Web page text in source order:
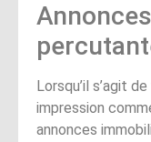
Lorsqu’il s’agit
impression
annonces